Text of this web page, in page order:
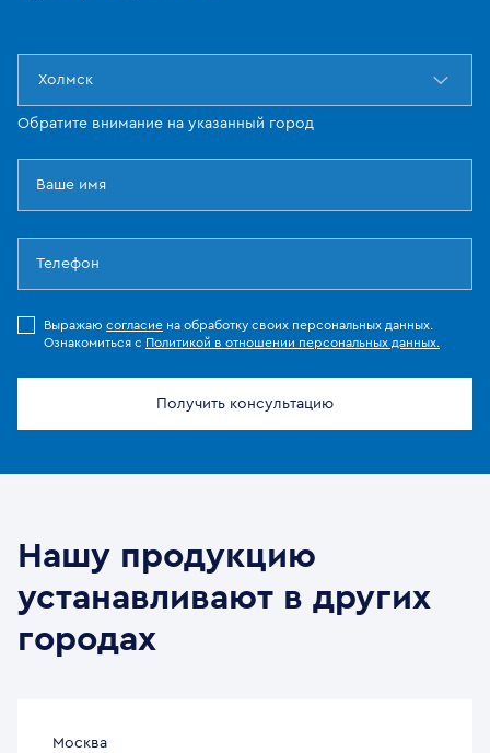
Холмск
Обратите внимание на указанный город
Выражаю согласие на обработку своих персональных данных.
Ознакомиться с Политикой в отношении персональных данных.
Получить консультацию
Нашу продукцию
устанавливают в других
городах
Москва